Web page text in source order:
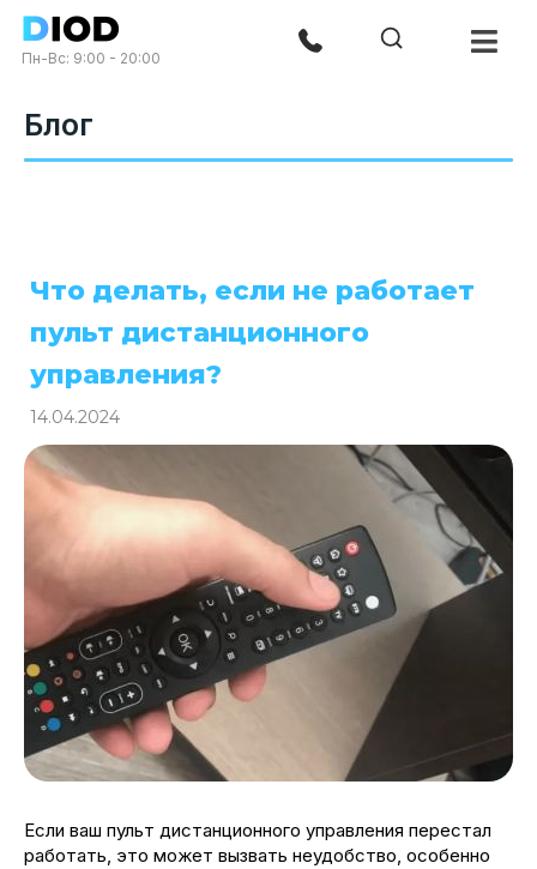
Пн-Вс: 9:00 - 20:00
Блог
Что делать, если не работает
пульт дистанционного
управления?
14.04.2024
Если ваш пульт дистанционного управления перестал
работать, это может вызвать неудобство, особенно